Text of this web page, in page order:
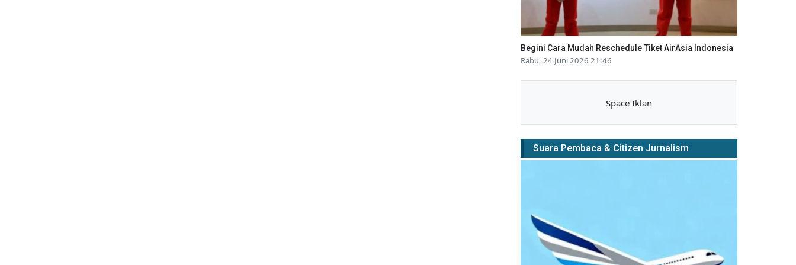
Begini Cara Mudah Reschedule Tiket AirAsia Indonesia
Rabu, 24 Juni 2026 21:46
Space Iklan
Suara Pembaca & Citizen Jurnalism